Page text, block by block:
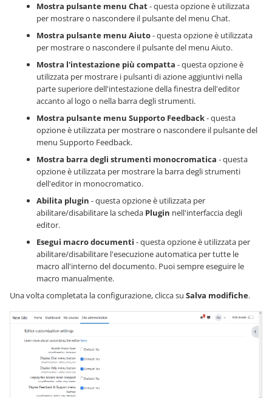
Mostra pulsante menu Chat- questa opzione è utilizzata
per mostrare o nascondere il pulsante del menu Chat.
Mostra pulsante menu Aiuto- questa opzione è utilizzata
per mostrare o nascondere il pulsante del menu Aiuto.
Mostra l'intestazione più compatta - questa opzione è
utilizzata per mostrare i pulsanti di azione aggiuntivi nella
parte superiore dell'intestazione della finestra dell'editor
accanto al logo o nella barra degli strumenti.
Mostra pulsante menu Supporto Feedback- questa
opzione è utilizzata per mostrare o nascondere il pulsante del
menu Supporto Feedback.
Mostra barra degli strumenti monocromatica - questa
opzione è utilizzata per mostrare la barra degli strumenti
dell'editor in monocromatico.
Abilita plugin - questa opzione è utilizzata per
abilitare/disabilitare la scheda Plugin nell'interfaccia degli
editor.
Esegui macro documenti - questa opzione è utilizzata per
abilitare/disabilitare l'esecuzione automatica per tutte le
macro all'interno del documento. Puoi sempre eseguire le
macro manualmente.
Una volta completata la configurazione, clicca su Salva modifiche.